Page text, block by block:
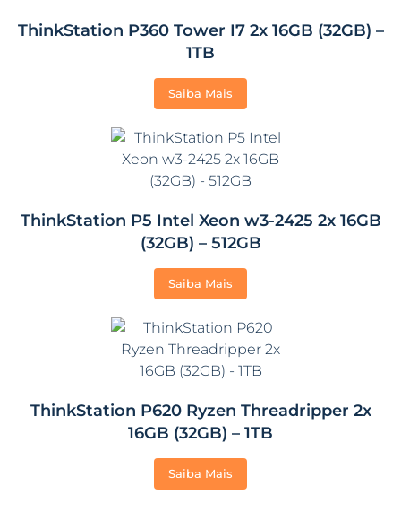
ThinkStation P360 Tower I7 2x 16GB (32GB) –
1TB
Saiba Mais
ThinkStation P5 Intel Xeon w3-2425 2x 16GB
(32GB) – 512GB
Saiba Mais
ThinkStation P620 Ryzen Threadripper 2x
16GB (32GB) – 1TB
Saiba Mais